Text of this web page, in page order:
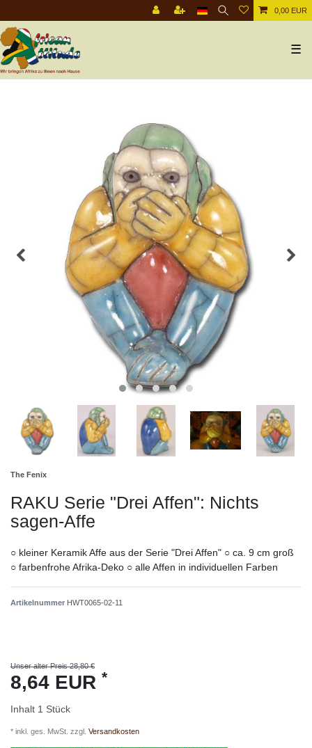
0,00 EUR
☰
The Fenix
RAKU Serie "Drei Affen": Nichts
sagen-Affe
○ kleiner Keramik Affe aus der Serie "Drei Affen" ○ ca. 9 cm groß
○ farbenfrohe Afrika-Deko ○ alle Affen in individuellen Farben
Artikelnummer HWT0065-02-11
Unser alter Preis 28,80 €
8,64 EUR *
Inhalt 1 Stück
* inkl. ges. MwSt. zzgl. Versandkosten